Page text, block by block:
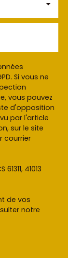
Si vous ne
vous pouvez
d'opposition
par l'article
sur le site
courrier
41013
de vos
notre